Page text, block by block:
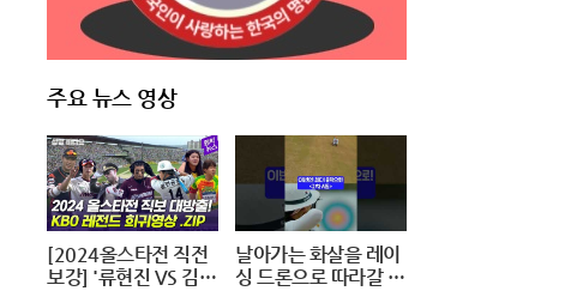
주요 뉴스 영상
[2024올스타전 직전
보강] '류현진 VS 김광
날아가는 화살을 레이
싱 드론으로 따라갈 수